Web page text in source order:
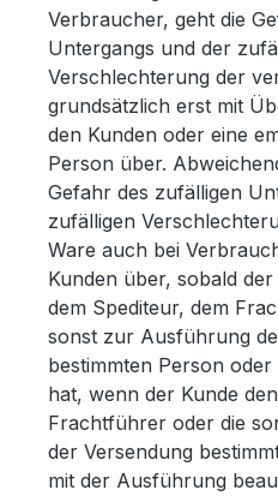
Verbraucher, geht die
Untergangs und der
Verschlechterung der
grundsätzlich erst mit
den Kunden oder eine
Person über.
Gefahr des zufälligen
zufälligen
Ware auch bei
Kunden über, sobald
dem Spediteur, dem
sonst zur Ausführung
bestimmten Person
hat, wenn der Kunde
Frachtführer oder die
der Versendung
mit der Ausführung